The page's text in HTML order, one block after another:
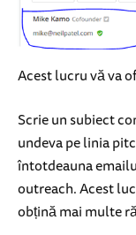
Acest lucru vă va
Scrie un subiect
undeva pe linia
întotdeauna
outreach. Acest
obțină mai multe